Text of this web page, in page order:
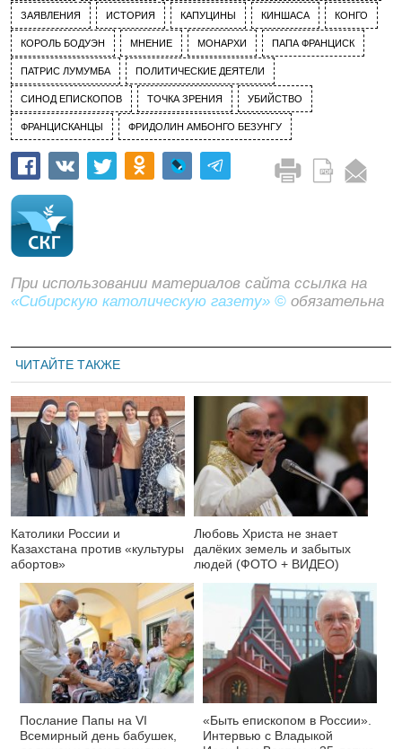
ЗАЯВЛЕНИЯ ИСТОРИЯ КАПУЦИНЫ КИНШАСА КОНГО
КОРОЛЬ БОДУЭН МНЕНИЕ МОНАРХИ ПАПА ФРАНЦИСК
ПАТРИС ЛУМУМБА ПОЛИТИЧЕСКИЕ ДЕЯТЕЛИ
СИНОД ЕПИСКОПОВ ТОЧКА ЗРЕНИЯ УБИЙСТВО
ФРАНЦИСКАНЦЫ ФРИДОЛИН АМБОНГО БЕЗУНГУ
При использовании материалов сайта ссылка на
«Сибирскую католическую газету» © обязательна
ЧИТАЙТЕ ТАКЖЕ
Католики России и
Казахстана против «культуры
абортов»
Любовь Христа не знает
далёких земель и забытых
людей (ФОТО + ВИДЕО)
Послание Папы на VI
Всемирный день бабушек,
«Быть епископом в России».
Интервью с Владыкой